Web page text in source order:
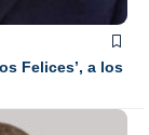
Felices’, a los